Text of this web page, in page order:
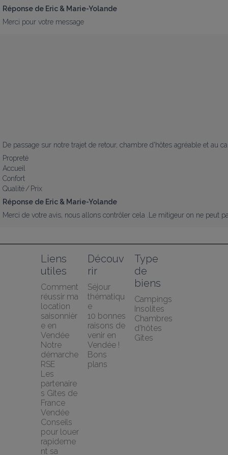
Réponse de Eric & Marie-Yolande
Merci pour votre message
De passage sur notre trajet de retour, chambre d'hôtes agréable et au
Propreté
Accueil
Confort
Qualité / Prix
Réponse de Eric & Marie-Yolande
Merci de votre avis, nous allons contrôler cela .Le mitigeur on ne peut
Liens
utiles
Comment
réussir ma
location
saisonnièr
e en
Vendée
Notre
démarche
RSE
Les
partenaire
s Gites de
France
Vendée
Conseils
pour louer
rapideme
nt sa
Découv
rir
Séjour
thématiqu
e
10 bonnes
raisons de
venir en
Vendée !
Bons
plans
Type
de
biens
Campings
Insolites
Chambres
d'hôtes
Gîtes